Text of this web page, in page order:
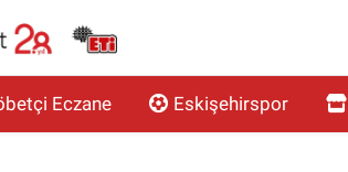
Eczane Eskişehirspor